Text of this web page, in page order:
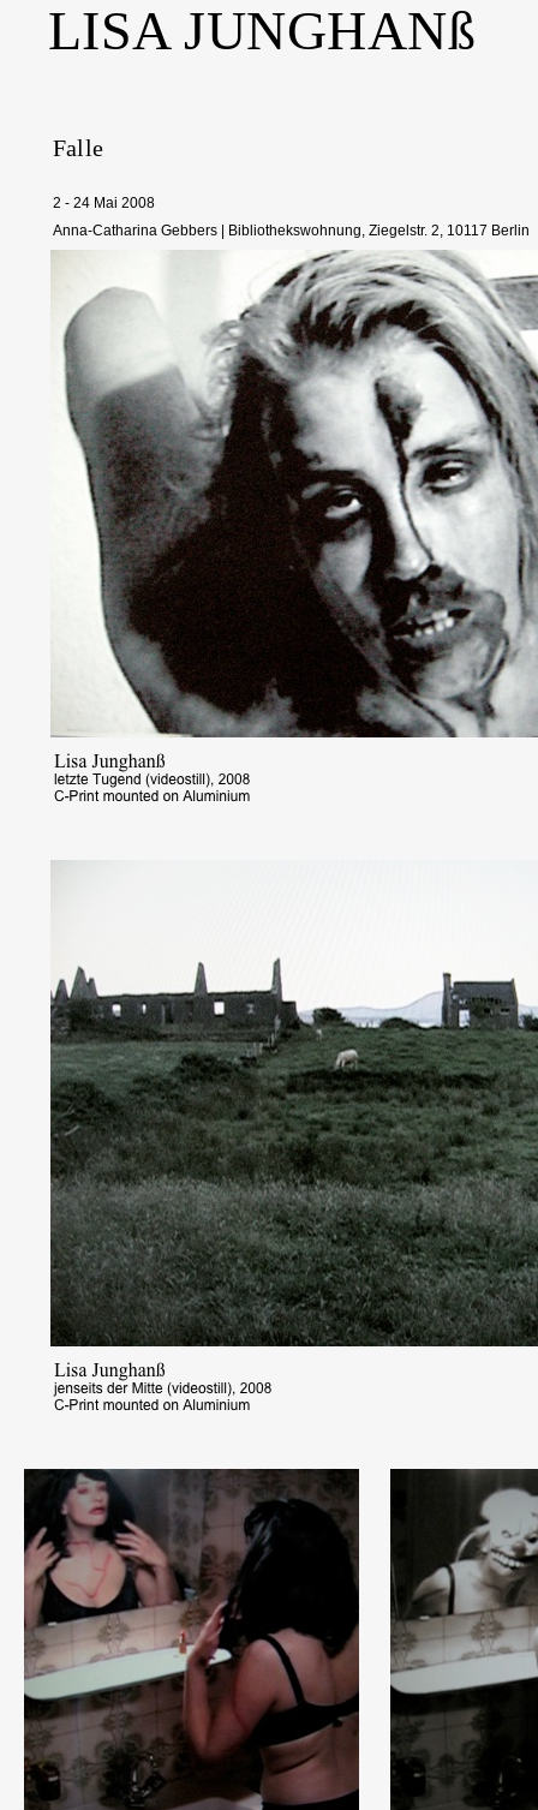
LISA JUNGHANß
Falle
2 - 24 Mai 2008
Anna-Catharina Gebbers | Bibliothekswohnung, Ziegelstr. 2, 10117 Berlin